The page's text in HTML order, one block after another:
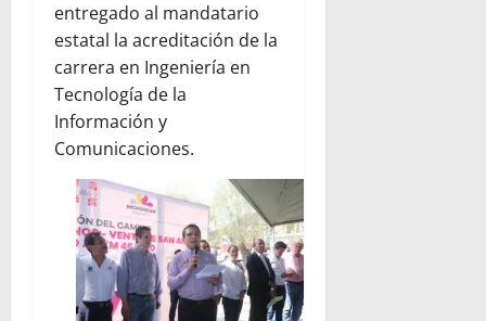
entregado al mandatario
estatal la acreditación de la
carrera en Ingeniería en
Tecnología de la
Información y
Comunicaciones.